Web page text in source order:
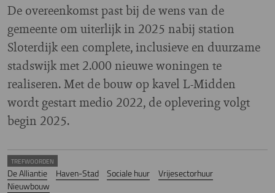
De overeenkomst past bij de wens van de
gemeente om uiterlijk in 2025 nabij station
Sloterdijk een complete, inclusieve en duurzame
stadswijk met 2.000 nieuwe woningen te
realiseren. Met de bouw op kavel L-Midden
wordt gestart medio 2022, de oplevering volgt
begin 2025.
TREFWOORDEN
De Alliantie Haven-Stad Sociale huur
Vrijesectorhuur
Nieuwbouw